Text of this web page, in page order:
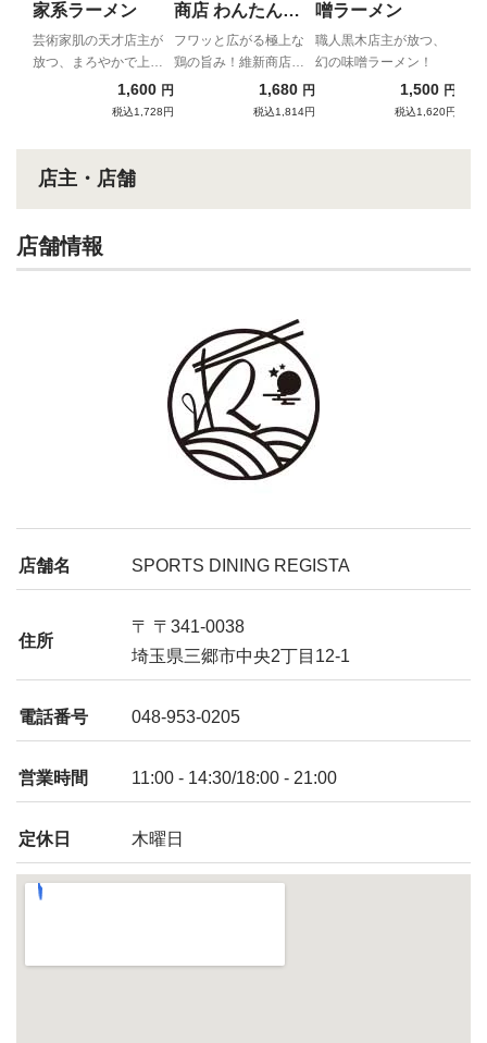
家系ラーメン
芸術家肌の天才店主が
放つ、まろやかで上品
なハイクオリティ家
1,600 円
税込1,728円
商店 わんたんそ
ば
フワッと広がる極上な
鶏の旨み！維新商店が
贈る宅麺だけの贅沢わ
1,680 円
税込1,814円
噌ラーメン
職人黒木店主が放つ、
幻の味噌ラーメン！
1,500 円
税込1,620円
店主・店舗
店舗情報
店舗名 SPORTS DINING REGISTA
住所
〒 〒341-0038
埼玉県三郷市中央2丁目12-1
電話番号 048-953-0205
営業時間 11:00 - 14:30/18:00 - 21:00
定休日 木曜日